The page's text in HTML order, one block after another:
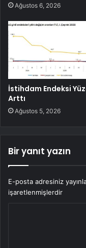
Ağustos 6, 2026
İstihdam Endeksi
Arttı
Ağustos 5, 2026
Bir yanıt yazın
E-posta adresiniz
işaretlenmişlerdir